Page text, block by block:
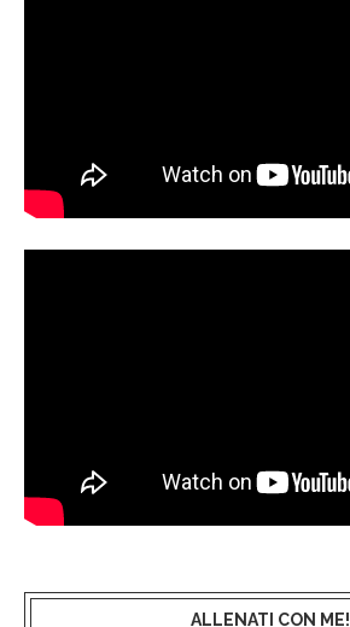
ALLENATI CON ME!